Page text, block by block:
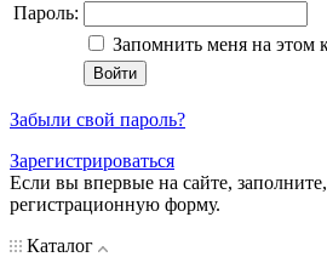
Пароль:
Запомнить меня на этом
Забыли свой пароль?
Зарегистрироваться
Если вы впервые на сайте,
регистрационную форму.
Каталог